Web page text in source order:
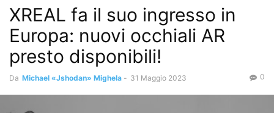
XREAL fa il suo ingresso in
Europa: nuovi occhiali AR
presto disponibili!
Da Michael «Jshodan» Mighela - 31 Maggio 2023 0